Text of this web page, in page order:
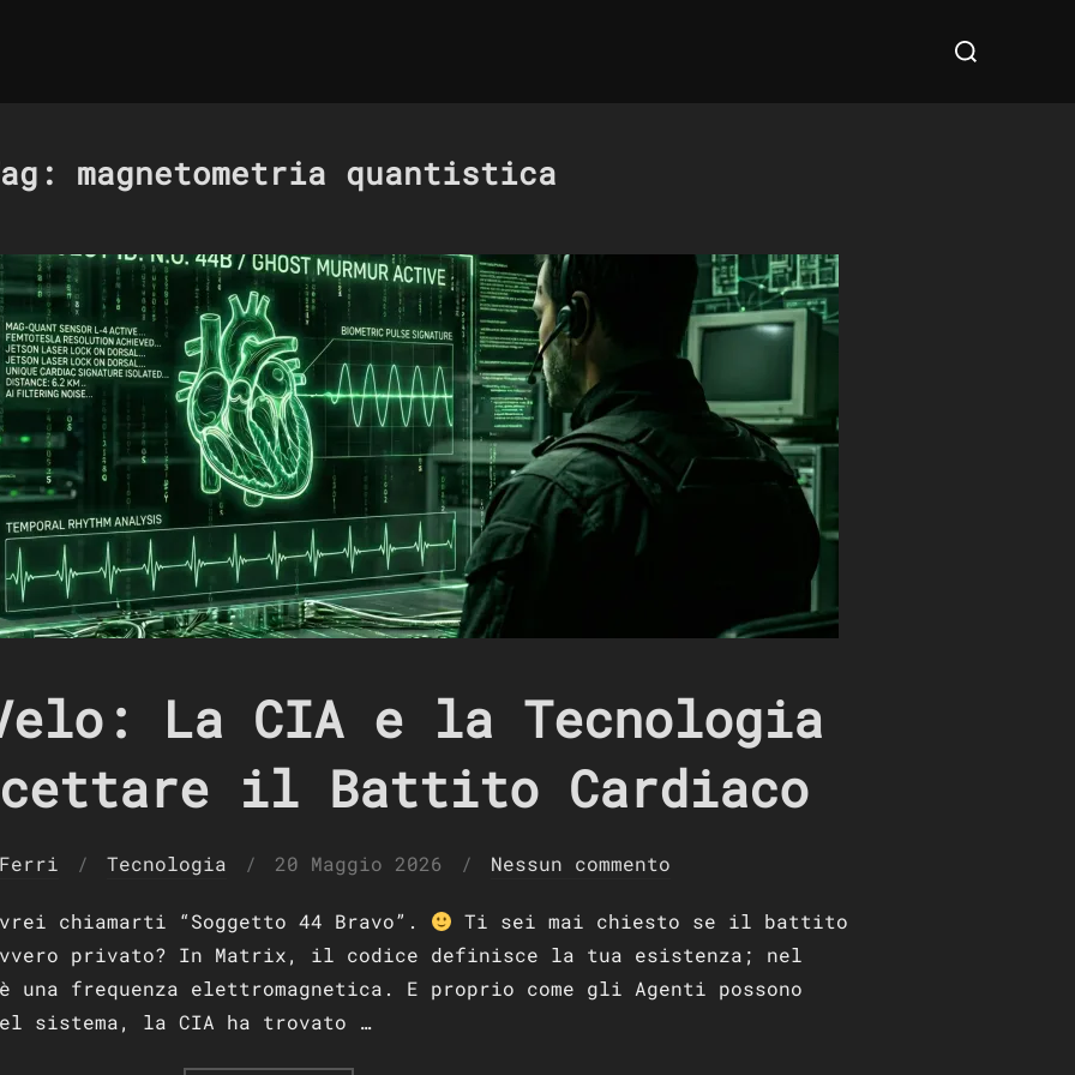
Cerca
per:
magnetometria quantistica
La CIA e la Tecnologia
il Battito Cardiaco
Tecnologia
Pubblicato
20 Maggio 2026 Nessun commento
chiamarti “Soggetto 44 Bravo”.
Ti sei mai chiesto se il battito
privato? In Matrix, il codice definisce la tua esistenza; nel
una frequenza elettromagnetica. E proprio come gli Agenti possono
sistema, la CIA ha trovato …